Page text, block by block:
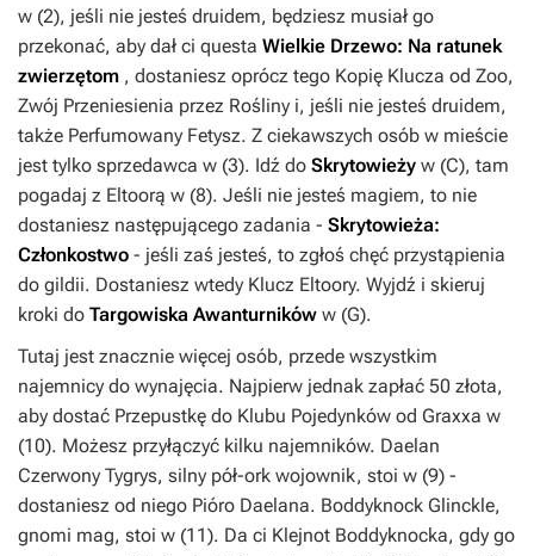
w (2), jeśli nie jesteś druidem, będziesz musiał go
przekonać, aby dał ci questa Wielkie Drzewo: Na ratunek
zwierzętom , dostaniesz oprócz tego Kopię Klucza od Zoo,
Zwój Przeniesienia przez Rośliny i, jeśli nie jesteś druidem,
także Perfumowany Fetysz. Z ciekawszych osób w mieście
jest tylko sprzedawca w (3). Idź do Skrytowieży w (C), tam
pogadaj z Eltoorą w (8). Jeśli nie jesteś magiem, to nie
dostaniesz następującego zadania - Skrytowieża:
Członkostwo - jeśli zaś jesteś, to zgłoś chęć przystąpienia
do gildii. Dostaniesz wtedy Klucz Eltoory. Wyjdź i skieruj
kroki do Targowiska Awanturników w (G).
Tutaj jest znacznie więcej osób, przede wszystkim
najemnicy do wynajęcia. Najpierw jednak zapłać 50 złota,
aby dostać Przepustkę do Klubu Pojedynków od Graxxa w
(10). Możesz przyłączyć kilku najemników. Daelan
Czerwony Tygrys, silny pół-ork wojownik, stoi w (9) -
dostaniesz od niego Pióro Daelana. Boddyknock Glinckle,
gnomi mag, stoi w (11). Da ci Klejnot Boddyknocka, gdy go